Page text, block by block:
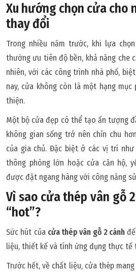
Xu hướng chọn cửa cho
thay đổi
Trong nhiều năm trước, khi lựa
thường ưu tiên độ bền, khả năng che
nhiên, với các công trình nhà phố,
nay, cửa không còn là một hạng
thiện.
Một bộ cửa đẹp có thể tạo ấn tượng
không gian sống trở nên chỉn chu
của gia chủ. Đặc biệt ở các vị trí như
thông phòng lớn hoặc cửa căn hộ,
được đặt ngang hàng với công năng
Vì sao cửa thép vân gỗ
“hot”?
Sức hút của cửa thép vân gỗ 2 cánh
liệu, thiết kế và tính ứng dụng thực tế
Trước hết, về chất liệu, cửa thép